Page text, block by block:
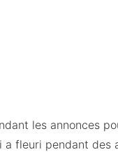
les annonces
a fleuri pendant